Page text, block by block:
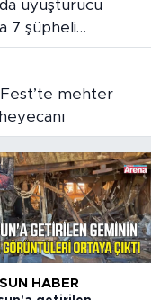
7 şüpheli
HABER